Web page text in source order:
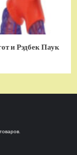
и Рэдбек Паук